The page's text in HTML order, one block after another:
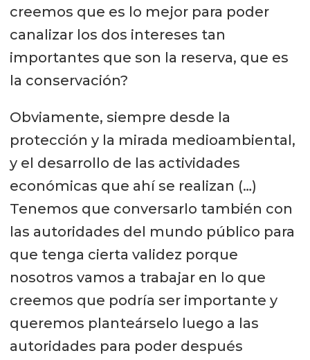
creemos que es lo mejor para poder
canalizar los dos intereses tan
importantes que son la reserva, que es
la conservación?
Obviamente, siempre desde la
protección y la mirada medioambiental,
y el desarrollo de las actividades
económicas que ahí se realizan (…)
Tenemos que conversarlo también con
las autoridades del mundo público para
que tenga cierta validez porque
nosotros vamos a trabajar en lo que
creemos que podría ser importante y
queremos planteárselo luego a las
autoridades para poder después